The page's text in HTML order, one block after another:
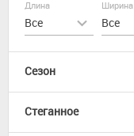
Длина
Все
Ширина
Все
Сезон
Стеганное